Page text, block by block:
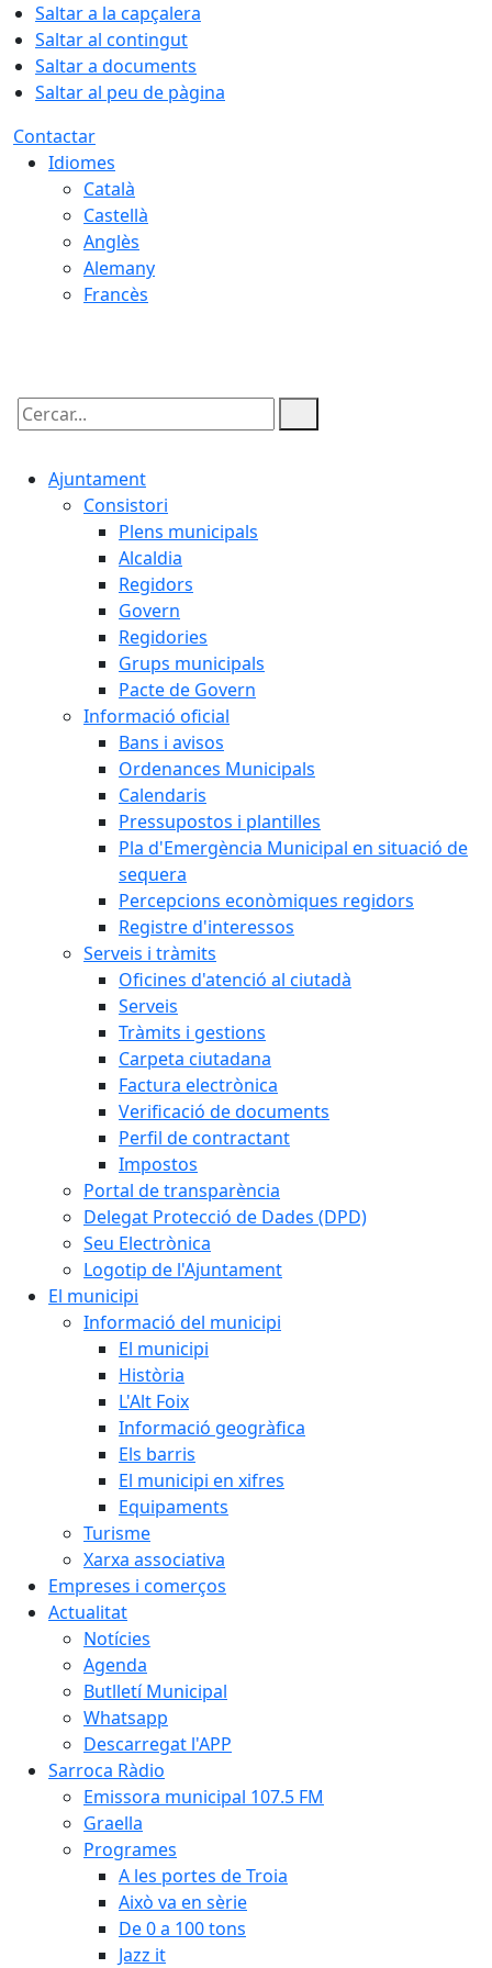
Saltar a la capçalera
Saltar al contingut
Saltar a documents
Saltar al peu de pàgina
Contactar
Idiomes
Català
Castellà
Anglès
Alemany
Francès
Cercar:
Ajuntament
Consistori
Plens municipals
Alcaldia
Regidors
Govern
Regidories
Grups municipals
Pacte de Govern
Informació oficial
Bans i avisos
Ordenances Municipals
Calendaris
Pressupostos i plantilles
Pla d'Emergència Municipal en situació de
sequera
Percepcions econòmiques regidors
Registre d'interessos
Serveis i tràmits
Oficines d'atenció al ciutadà
Serveis
Tràmits i gestions
Carpeta ciutadana
Factura electrònica
Verificació de documents
Perfil de contractant
Impostos
Portal de transparència
Delegat Protecció de Dades (DPD)
Seu Electrònica
Logotip de l'Ajuntament
El municipi
Informació del municipi
El municipi
Història
L'Alt Foix
Informació geogràfica
Els barris
El municipi en xifres
Equipaments
Turisme
Xarxa associativa
Empreses i comerços
Actualitat
Notícies
Agenda
Butlletí Municipal
Whatsapp
Descarregat l'APP
Sarroca Ràdio
Emissora municipal 107.5 FM
Graella
Programes
A les portes de Troia
Això va en sèrie
De 0 a 100 tons
Jazz it